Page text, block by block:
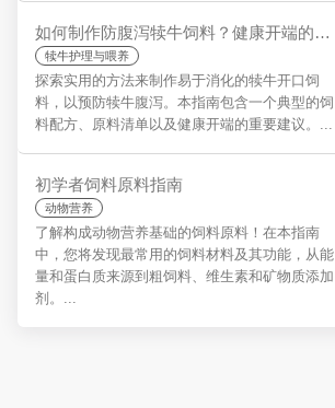
如何制作防腹泻犊牛饲料？健康开端的秘诀
犊牛护理与喂养
探索实用的方法来制作易于消化的犊牛开口饲
料，以预防犊牛腹泻。本指南包含一个典型的饲
料配方、原料清单以及健康开端的重要建议。...
初学者饲料原料指南
动物营养
了解构成动物营养基础的饲料原料！在本指南
中，您将发现最常用的饲料材料及其功能，从能
量和蛋白质来源到粗饲料、维生素和矿物质添加
剂。...